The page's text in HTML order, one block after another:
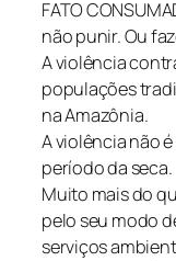
FATO
não punir. Ou
A violência
populações
na Amazônia.
A violência não
período da seca.
Muito mais do
pelo seu modo
serviços